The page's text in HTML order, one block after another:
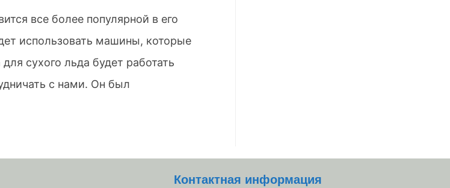
все более популярной в его
использовать машины, которые
сухого льда будет работать
с нами. Он был
Контактная информация